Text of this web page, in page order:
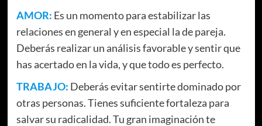
AMOR: Es un momento para estabilizar las
relaciones en general y en especial la de pareja.
Deberás realizar un análisis favorable y sentir que
has acertado en la vida, y que todo es perfecto.
TRABAJO: Deberás evitar sentirte dominado por
otras personas. Tienes suficiente fortaleza para
salvar su radicalidad. Tu gran imaginación te